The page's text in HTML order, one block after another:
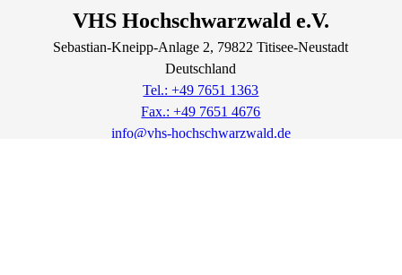
VHS Hochschwarzwald e.V.
Sebastian-Kneipp-Anlage 2, 79822Titisee-Neustadt
Deutschland
Tel.: +49 7651 1363
Fax.: +49 7651 4676
info@vhs-hochschwarzwald.de